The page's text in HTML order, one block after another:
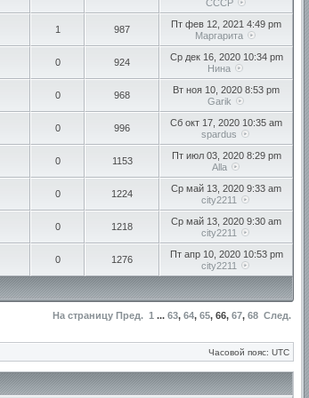
СССР
1 987
Пт фев 12, 2021 4:49 pm
Маргарита
0 924
Ср дек 16, 2020 10:34 pm
Нина
0 968
Вт ноя 10, 2020 8:53 pm
Garik
0 996
Сб окт 17, 2020 10:35 am
spardus
0 1153
Пт июл 03, 2020 8:29 pm
Alla
0 1224
Ср май 13, 2020 9:33 am
city2211
0 1218
Ср май 13, 2020 9:30 am
city2211
0 1276
Пт апр 10, 2020 10:53 pm
city2211
На страницу Пред. 1 ... 63, 64, 65, 66, 67, 68 След.
Часовой пояс: UTC